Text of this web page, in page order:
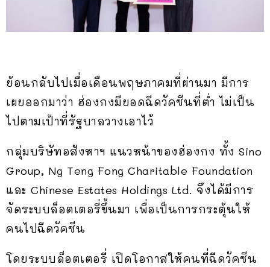
ย้อนกลับไปเมื่อเดือนพฤษภาคมที่ผ่านมา มีการ
เผยออกมาว่า ฮ่องกงมียอดฉีดวัคซีนที่ต่ำ ไม่เป็น
ไปตามเป้าที่รัฐบาลวางเอาไว้
กลุ่มบริษัทอสังหาฯ แนวหน้าของฮ่องกง ทั้ง Sino
Group, Ng Teng Fong Charitable Foundation
และ Chinese Estates Holdings Ltd. จึงได้มีการ
จัดระบบล็อตเตอรี่ขึ้นมา เพื่อเป็นการกระตุ้นให้
คนไปฉีดวัคซีน
โดยระบบล็อตเตอรี่ เปิดโอกาสให้คนที่ฉีดวัคซีน